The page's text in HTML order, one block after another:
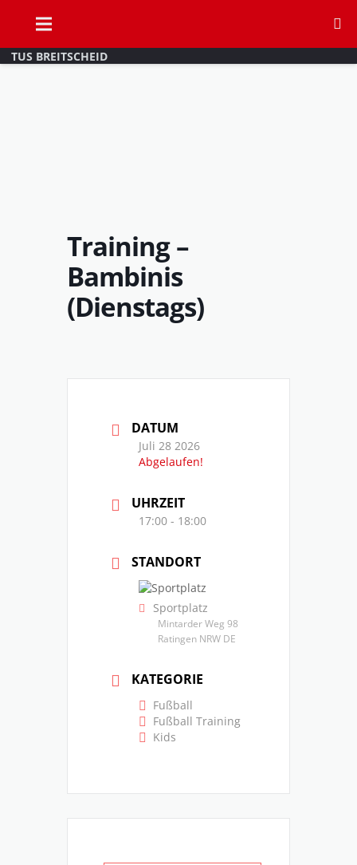
TUS BREITSCHEID
Training –
Bambinis
(Dienstags)
DATUM
Juli 28 2026
Abgelaufen!
UHRZEIT
17:00 - 18:00
STANDORT
Sportplatz
Mintarder Weg 98
Ratingen NRW DE
KATEGORIE
Fußball
Fußball Training
Kids